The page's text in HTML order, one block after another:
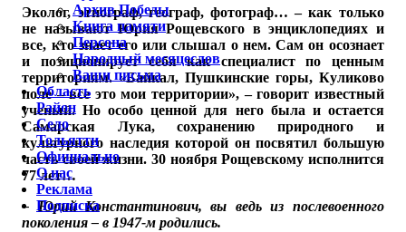
Эколог, этнограф, географ, фотограф… – как только
не называют Юрия Рощевского в энциклопедиях и
все, кто знает его или слышал о нем. Сам он осознает
и позиционирует себя как специалист по ценным
территориям. «Байкал, Пушкинские горы, Куликово
поле – все это мои территории», – говорит известный
ученый. Но особо ценной для него была и остается
Самарская Лука, сохранению природного и
культурного наследия которой он посвятил большую
часть своей жизни. 30 ноября Рощевскому исполнится
77 лет…
– Юрий Константинович, вы ведь из послевоенного
поколения – в 1947-м родились.
Архив Победы
Книга памяти
Персона
Народный месяцеслов
Ваши письма
Область
Район
Село
Тольятти
Официально
О нас
Реклама
Подписка